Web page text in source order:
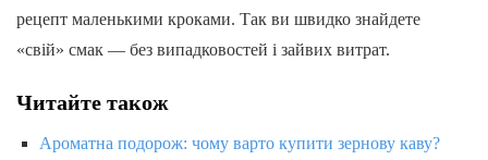
рецепт маленькими кроками. Так ви швидко знайдете
«свій» смак — без випадковостей і зайвих витрат.
Читайте також
Ароматна подорож: чому варто купити зернову каву?